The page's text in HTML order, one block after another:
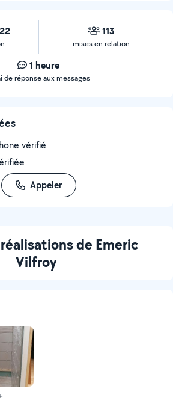
113
mises en relation
1 heure
de réponse aux messages
vérifié
Appeler
de Emeric
Vilfroy